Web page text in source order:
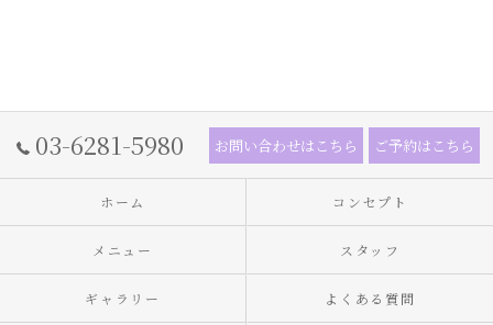
03-6281-5980 お問い合わせはこちら ご予約はこちら
ホーム コンセプト
メニュー スタッフ
ギャラリー よくある質問